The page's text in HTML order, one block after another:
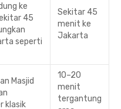
ke
45
seperti
Sekitar 45
menit ke
Jakarta
Masjid
klasik
10–20
menit
tergantung